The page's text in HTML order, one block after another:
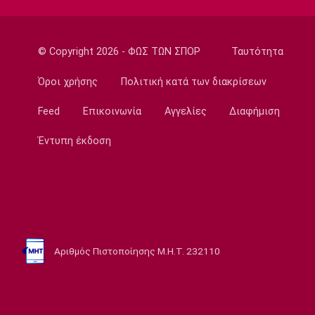
Παναθηναϊκός - ΤΣΣΚΑ 1948: Συλλήψεις 12
15:45
Στοίχημα
15:30
Μπάσκετ Ελλάδα
Γιατί ο Ολυμπιακός δεν ανησυχεί από την
© Copyright 2026 - ΦΩΣ ΤΩΝ ΣΠΟΡ Ταυτότητα
Όροι χρήσης Πολιτική κατά των διακρίσεων
Feed Επικοινωνία Αγγελίες Διαφήμιση
Έντυπη έκδοση
Αριθμός Πιστοποίησης Μ.Η.Τ. 232110